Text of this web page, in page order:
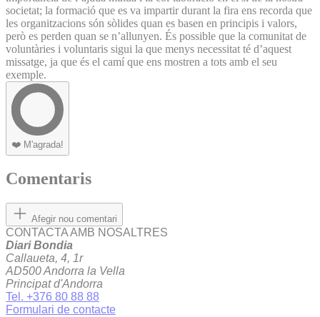
societat; la formació que es va impartir durant la fira ens recorda que
les organitzacions són sòlides quan es basen en principis i valors,
però es perden quan se n’allunyen. És possible que la comunitat de
voluntàries i voluntaris sigui la que menys necessitat té d’aquest
missatge, ja que és el camí que ens mostren a tots amb el seu
exemple.
❤️ M'agrada!
Comentaris
Afegir nou comentari
CONTACTA AMB NOSALTRES
Diari Bondia
Callaueta, 4, 1r
AD500 Andorra la Vella
Principat d'Andorra
Tel. +376 80 88 88
Formulari de contacte